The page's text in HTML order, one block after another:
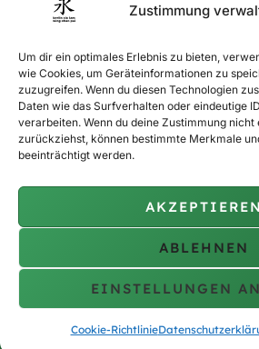
Zustimmung
Um dir ein optimales Erlebnis zu bieten,
wie Cookies, um Geräteinformationen zu
zuzugreifen. Wenn du diesen Technologien
Daten wie das Surfverhalten oder eindeutige
verarbeiten. Wenn du deine Zustimmung nicht
zurückziehst, können bestimmte Merkmale
beeinträchtigt werden.
AKZEPTIEREN
ABLEHNEN
EINSTELLUNGEN
Cookie-Richtlinie
MONTAG -
KALENDER
PRIVAT-TRAINING
ImpressumDatenschutzerklärung